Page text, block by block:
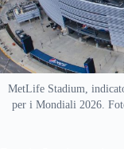
MetLife Stadium,
per i Mondiali 2026.